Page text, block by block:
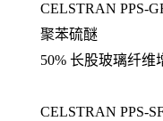
CELSTRAN PPS-
聚苯硫醚
50% 长股玻璃纤维
CELSTRAN PPS-